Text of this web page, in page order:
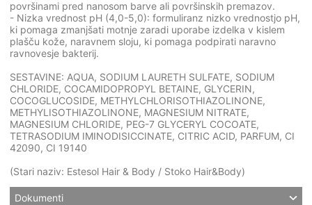
površinami pred nanosom barve ali površinskih premazov.
- Nizka vrednost pH (4,0-5,0): formuliranz nizko vrednostjo pH,
ki pomaga zmanjšati motnje zaradi uporabe izdelka v kislem
plašču kože, naravnem sloju, ki pomaga podpirati naravno
ravnovesje bakterij.
SESTAVINE: AQUA, SODIUM LAURETH SULFATE, SODIUM
CHLORIDE, COCAMIDOPROPYL BETAINE, GLYCERIN,
COCOGLUCOSIDE, METHYLCHLORISOTHIAZOLINONE,
METHYLISOTHIAZOLINONE, MAGNESIUM NITRATE,
MAGNESIUM CHLORIDE, PEG-7 GLYCERYL COCOATE,
TETRASODIUM IMINODISICCINATE, CITRIC ACID, PARFUM, CI
42090, CI 19140
(Stari naziv: Estesol Hair & Body / Stoko Hair&Body)
Dokumenti